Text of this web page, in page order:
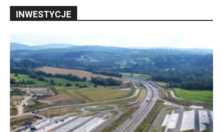
INWESTYCJE